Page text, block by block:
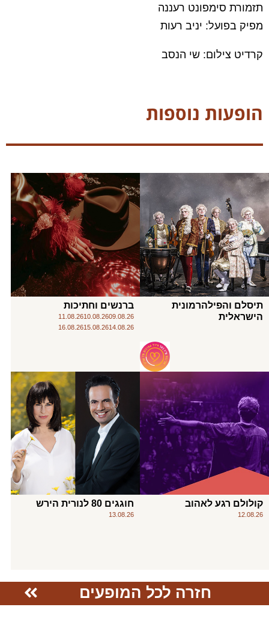
תזמורת סימפונט רעננה
מפיק בפועל: יניב רעות
קרדיט צילום: שי הנסב
הופעות נוספות
תיסלם והפילהרמונית
הישראלית
ברנשים וחתיכות
09.08.26
10.08.26
11.08.26
14.08.26
15.08.26
16.08.26
קולולם רגע לאהוב
12.08.26
חוגגים 80 לנורית הירש
13.08.26
חזרה לכל המופעים